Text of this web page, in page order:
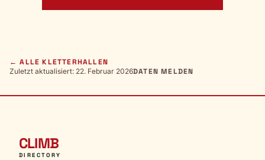
← ALLE KLETTERHALLEN
Zuletzt aktualisiert: 22. Februar 2026DATEN MELDEN
CLIMB
DIRECTORY